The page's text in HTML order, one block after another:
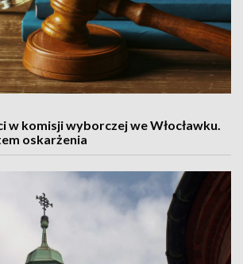
w komisji wyborczej we Włocławku.
oskarżenia